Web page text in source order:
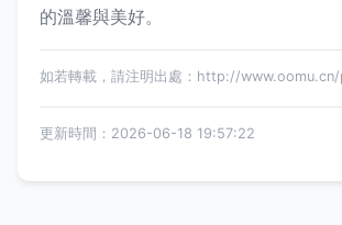
的溫馨與美好。
如若轉載，請注明出處：http://
更新時間：2026-06-18 19:57:22